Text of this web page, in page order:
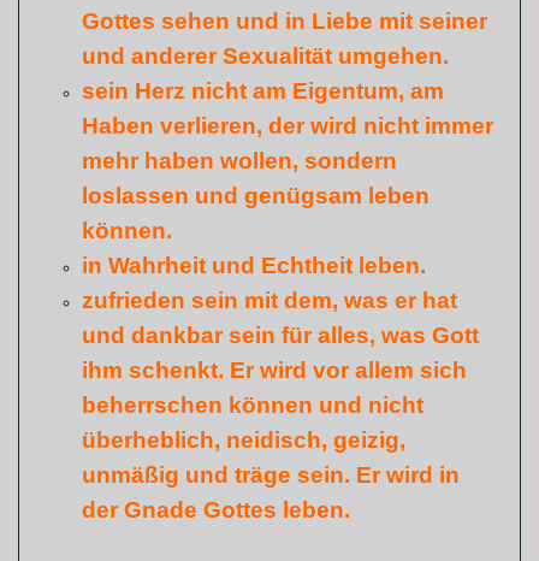
Gottes sehen und in Liebe mit seiner
und anderer Sexualität umgehen.
sein Herz nicht am Eigentum, am
Haben verlieren, der wird nicht immer
mehr haben wollen, sondern
loslassen und genügsam leben
können.
in Wahrheit und Echtheit leben.
zufrieden sein mit dem, was er hat
und dankbar sein für alles, was Gott
ihm schenkt. Er wird vor allem sich
beherrschen können und nicht
überheblich, neidisch, geizig,
unmäßig und träge sein. Er wird in
der Gnade Gottes leben.